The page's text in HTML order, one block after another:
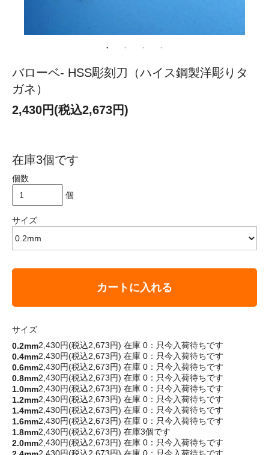
バローベ- HSS彫刻刀（ハイス鋼製洋彫りタ
ガネ）
2,430円(税込2,673円)
在庫3個です
個数
個
サイズ
カートに入れる
サイズ
0.2mm2,430円(税込2,673円) 在庫 0：只今入荷待ちです
0.4mm2,430円(税込2,673円) 在庫 0：只今入荷待ちです
0.6mm2,430円(税込2,673円) 在庫 0：只今入荷待ちです
0.8mm2,430円(税込2,673円) 在庫 0：只今入荷待ちです
1.0mm2,430円(税込2,673円) 在庫 0：只今入荷待ちです
1.2mm2,430円(税込2,673円) 在庫 0：只今入荷待ちです
1.4mm2,430円(税込2,673円) 在庫 0：只今入荷待ちです
1.6mm2,430円(税込2,673円) 在庫 0：只今入荷待ちです
1.8mm2,430円(税込2,673円) 在庫3個です
2.0mm2,430円(税込2,673円) 在庫 0：只今入荷待ちです